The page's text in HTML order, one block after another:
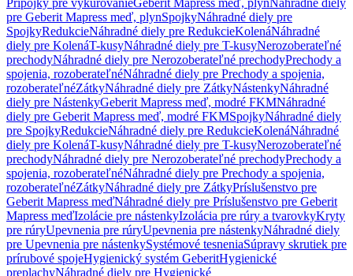
Prípojky pre vykurovanieGeberit Mapress meď, plynNáhradné diely
pre Geberit Mapress meď, plynSpojkyNáhradné diely pre
SpojkyRedukcieNáhradné diely pre RedukcieKolenáNáhradné
diely pre KolenáT-kusyNáhradné diely pre T-kusyNerozoberateľné
prechodyNáhradné diely pre Nerozoberateľné prechodyPrechody a
spojenia, rozoberateľnéNáhradné diely pre Prechody a spojenia,
rozoberateľnéZátkyNáhradné diely pre ZátkyNástenkyNáhradné
diely pre NástenkyGeberit Mapress meď, modré FKMNáhradné
diely pre Geberit Mapress meď, modré FKMSpojkyNáhradné diely
pre SpojkyRedukcieNáhradné diely pre RedukcieKolenáNáhradné
diely pre KolenáT-kusyNáhradné diely pre T-kusyNerozoberateľné
prechodyNáhradné diely pre Nerozoberateľné prechodyPrechody a
spojenia, rozoberateľnéNáhradné diely pre Prechody a spojenia,
rozoberateľnéZátkyNáhradné diely pre ZátkyPríslušenstvo pre
Geberit Mapress meďNáhradné diely pre Príslušenstvo pre Geberit
Mapress meďIzolácie pre nástenkyIzolácia pre rúry a tvarovkyKryty
pre rúryUpevnenia pre rúryUpevnenia pre nástenkyNáhradné diely
pre Upevnenia pre nástenkySystémové tesneniaSúpravy skrutiek pre
prírubové spojeHygienický systém GeberitHygienické
preplachyNáhradné diely pre Hygienické